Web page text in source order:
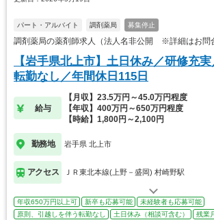
パート・アルバイト 調剤薬局 募集停止
調剤薬局の薬剤師求人（法人名非公開 ※詳細はお問
【岩手県北上市】土日休み／研修充
転勤なし／年間休日115日
給与
【月収】23.5万円～45.0万円程度
【年収】400万円～650万円程度
【時給】1,800円～2,100円
勤務地 岩手県 北上市
アクセス ＪＲ東北本線(上野－盛岡) 村崎野駅
年収650万円以上可 新卒も応募可能
未経験者も応募可能
原則、引越しを伴う転勤なし
土日休み（相談可含む）
残業